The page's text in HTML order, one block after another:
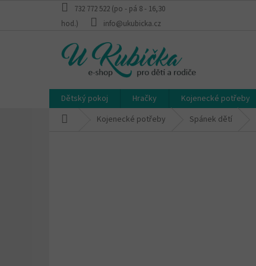
732 772 522 (po - pá 8 - 16,30
hod.)
info@ukubicka.cz
Dětský pokoj Hračky Kojenecké potřeby
Kojenecké potřeby Spánek dětí